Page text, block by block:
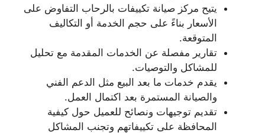
يتيح مركز صيانة تكييفات بالرحاب التفاوض على
الأسعار بناءً على حجم الخدمة أو التكاليف
المتوقعة.
تقارير مفصلة عن الخدمات المقدمة مع تحليل
للمشاكل والتوصيات.
يقدم خدمات ما بعد البيع مثل الدعم الفني
والصيانة المستمرة بعد اكتمال العمل.
تقديم توجيهات ونصائح للعميل حول كيفية
المحافظة على تكييفاتهم وتجنب المشاكل